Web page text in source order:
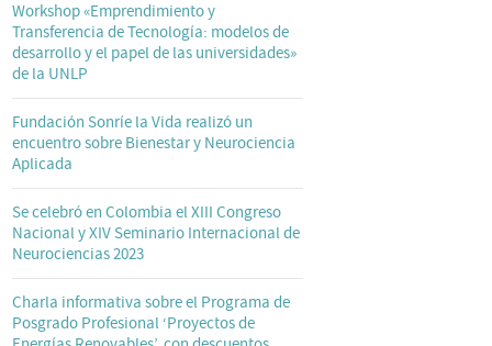
Workshop «Emprendimiento y
Transferencia de Tecnología: modelos de
desarrollo y el papel de las universidades»
de la UNLP
Fundación Sonríe la Vida realizó un
encuentro sobre Bienestar y Neurociencia
Aplicada
Se celebró en Colombia el XIII Congreso
Nacional y XIV Seminario Internacional de
Neurociencias 2023
Charla informativa sobre el Programa de
Posgrado Profesional ‘Proyectos de